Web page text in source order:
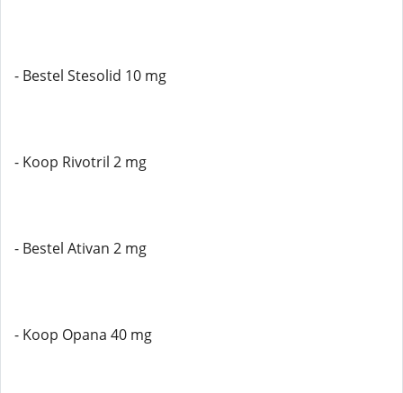
- Bestel Stesolid 10 mg
- Koop Rivotril 2 mg
- Bestel Ativan 2 mg
- Koop Opana 40 mg